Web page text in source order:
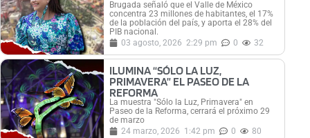
Brugada señaló que el Valle de México
concentra 23 millones de habitantes, el 17%
de la población del país, y aporta el 28% del
PIB nacional.
03 agosto, 2026 2:29 pm 0 32
ILUMINA “SÓLO LA LUZ,
PRIMAVERA” EL PASEO DE LA
REFORMA
La muestra "Sólo la Luz, Primavera" en
Paseo de la Reforma, cerrará el próximo 29
de marzo
24 marzo, 2026 1:42 pm 0 80